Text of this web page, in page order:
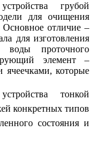
грубой
для очищения
Основное отличие –
для изготовления
воды проточного
элемент –
ячеечками, которые
тонкой
конкретных типов
состояния и